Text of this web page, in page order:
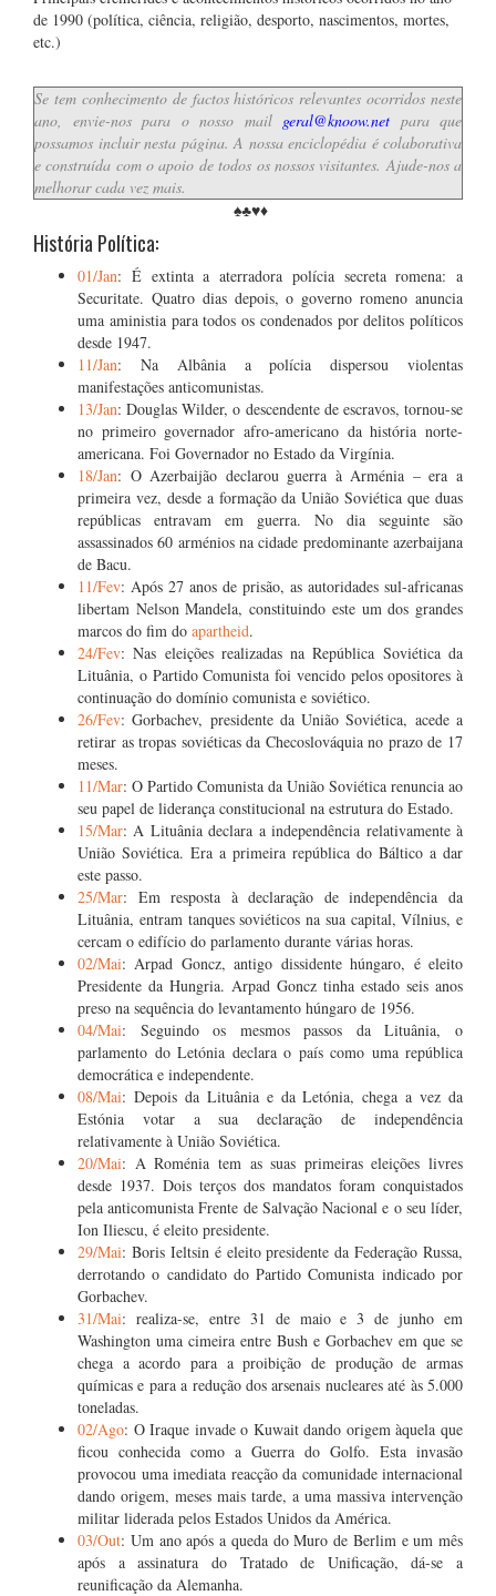
de 1990 (política, ciência, religião, desporto, nascimentos, mortes,
etc.)
Se tem conhecimento de factos históricos relevantes ocorridos neste
ano, envie-nos para o nosso mail geral@knoow.net para que
possamos incluir nesta página. A nossa enciclopédia é colaborativa
e construída com o apoio de todos os nossos visitantes. Ajude-nos a
melhorar cada vez mais.
♠♣♥♦
História Política:
01/Jan: É extinta a aterradora polícia secreta romena: a
Securitate. Quatro dias depois, o governo romeno anuncia
uma aministia para todos os condenados por delitos políticos
desde 1947.
11/Jan: Na Albânia a polícia dispersou violentas
manifestações anticomunistas.
13/Jan: Douglas Wilder, o descendente de escravos, tornou-se
no primeiro governador afro-americano da história norte-
americana. Foi Governador no Estado da Virgínia.
18/Jan: O Azerbaijão declarou guerra à Arménia – era a
primeira vez, desde a formação da União Soviética que duas
repúblicas entravam em guerra. No dia seguinte são
assassinados 60 arménios na cidade predominante azerbaijana
de Bacu.
11/Fev: Após 27 anos de prisão, as autoridades sul-africanas
libertam Nelson Mandela, constituindo este um dos grandes
marcos do fim do apartheid.
24/Fev: Nas eleições realizadas na República Soviética da
Lituânia, o Partido Comunista foi vencido pelos opositores à
continuação do domínio comunista e soviético.
26/Fev: Gorbachev, presidente da União Soviética, acede a
retirar as tropas soviéticas da Checoslováquia no prazo de 17
meses.
11/Mar: O Partido Comunista da União Soviética renuncia ao
seu papel de liderança constitucional na estrutura do Estado.
15/Mar: A Lituânia declara a independência relativamente à
União Soviética. Era a primeira república do Báltico a dar
este passo.
25/Mar: Em resposta à declaração de independência da
Lituânia, entram tanques soviéticos na sua capital, Vílnius, e
cercam o edifício do parlamento durante várias horas.
02/Mai: Arpad Goncz, antigo dissidente húngaro, é eleito
Presidente da Hungria. Arpad Goncz tinha estado seis anos
preso na sequência do levantamento húngaro de 1956.
04/Mai: Seguindo os mesmos passos da Lituânia, o
parlamento do Letónia declara o país como uma república
democrática e independente.
08/Mai: Depois da Lituânia e da Letónia, chega a vez da
Estónia votar a sua declaração de independência
relativamente à União Soviética.
20/Mai: A Roménia tem as suas primeiras eleições livres
desde 1937. Dois terços dos mandatos foram conquistados
pela anticomunista Frente de Salvação Nacional e o seu líder,
Ion Iliescu, é eleito presidente.
29/Mai: Boris Ieltsin é eleito presidente da Federação Russa,
derrotando o candidato do Partido Comunista indicado por
Gorbachev.
31/Mai: realiza-se, entre 31 de maio e 3 de junho em
Washington uma cimeira entre Bush e Gorbachev em que se
chega a acordo para a proibição de produção de armas
químicas e para a redução dos arsenais nucleares até às 5.000
toneladas.
02/Ago: O Iraque invade o Kuwait dando origem àquela que
ficou conhecida como a Guerra do Golfo. Esta invasão
provocou uma imediata reacção da comunidade internacional
dando origem, meses mais tarde, a uma massiva intervenção
militar liderada pelos Estados Unidos da América.
03/Out: Um ano após a queda do Muro de Berlim e um mês
após a assinatura do Tratado de Unificação, dá-se a
reunificação da Alemanha.